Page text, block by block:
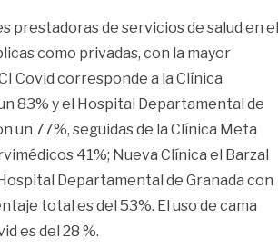
prestadoras de servicios de salud en el
como privadas, con la mayor
Covid corresponde a la Clínica
83% y el Hospital Departamental de
un 77%, seguidas de la Clínica Meta
41%; Nueva Clínica el Barzal
Departamental de Granada con
total es del 53%. El uso de cama
es del 28 %.